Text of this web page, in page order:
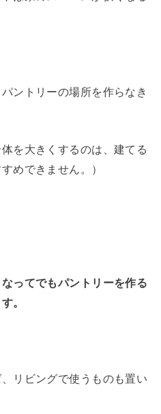
ントリーの場所を作らなき
を大きくするのは、建てる
めできません。）
ってでもパントリーを作る
。
リビングで使うものも置い